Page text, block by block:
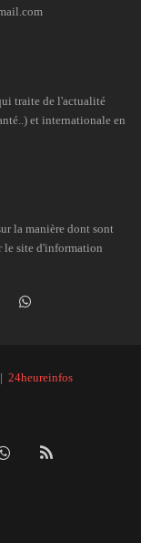
traite de l'actualité
et internationale en
la manière dont sont
le site d'information
Dailymotion
24heureinfos
WhatsApp
RSS